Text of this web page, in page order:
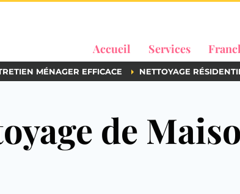
Accueil Services
MÉNAGER EFFICACE NETTOYAGE
de